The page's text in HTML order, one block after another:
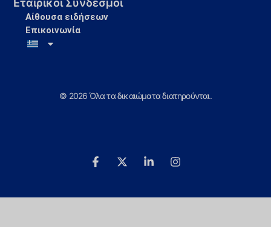
Εταιρικοί Σύνδεσμοι
Αίθουσα ειδήσεων
Επικοινωνία
© 2026 Όλα τα δικαιώματα διατηρούνται.